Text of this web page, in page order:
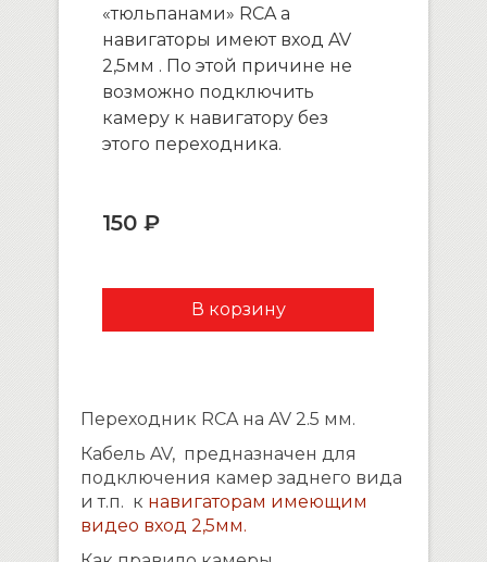
«тюльпанами» RCA а
навигаторы имеют вход AV
2,5мм . По этой причине не
возможно подключить
камеру к навигатору без
этого переходника.
150 ₽
Переходник RCA на AV 2.5 мм.
Кабель AV, предназначен для
подключения камер заднего вида
и т.п. к навигаторам имеющим
видео вход 2,5мм.